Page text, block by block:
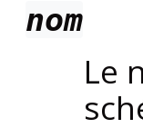
nom
Le